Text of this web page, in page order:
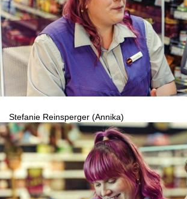
Stefanie Reinsperger (Annika)